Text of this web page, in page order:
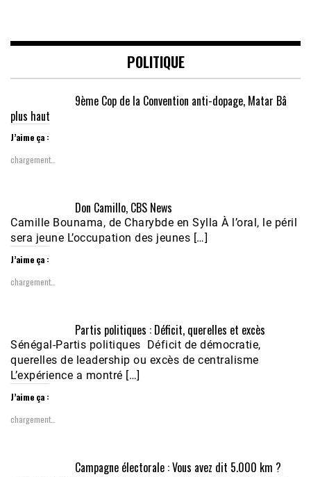
POLITIQUE
9ème Cop de la Convention anti-dopage, Matar Bâ
plus haut
J’aime ça :
chargement…
Don Camillo, CBS News
Camille Bounama, de Charybde en Sylla À l’oral, le péril
sera jeune L’occupation des jeunes […]
J’aime ça :
chargement…
Partis politiques : Déficit, querelles et excès
Sénégal-Partis politiques Déficit de démocratie,
querelles de leadership ou excès de centralisme
L’expérience a montré […]
J’aime ça :
chargement…
Campagne électorale : Vous avez dit 5.000 km ?